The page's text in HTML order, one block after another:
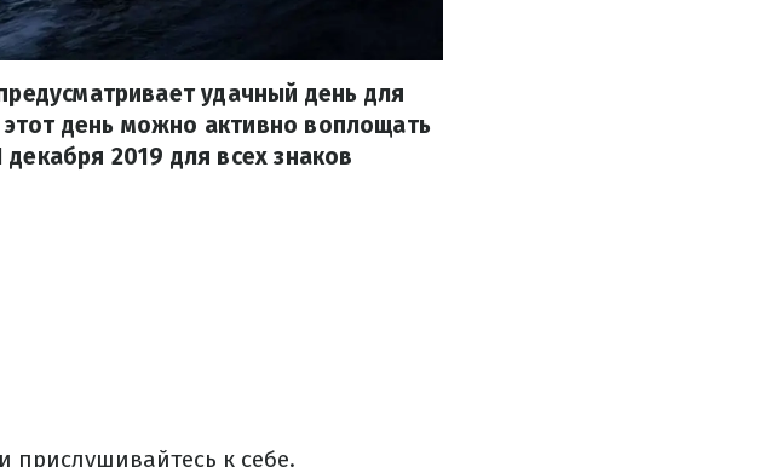
удачный день для
день можно активно воплощать
2019 для всех знаков
прислушивайтесь к себе.